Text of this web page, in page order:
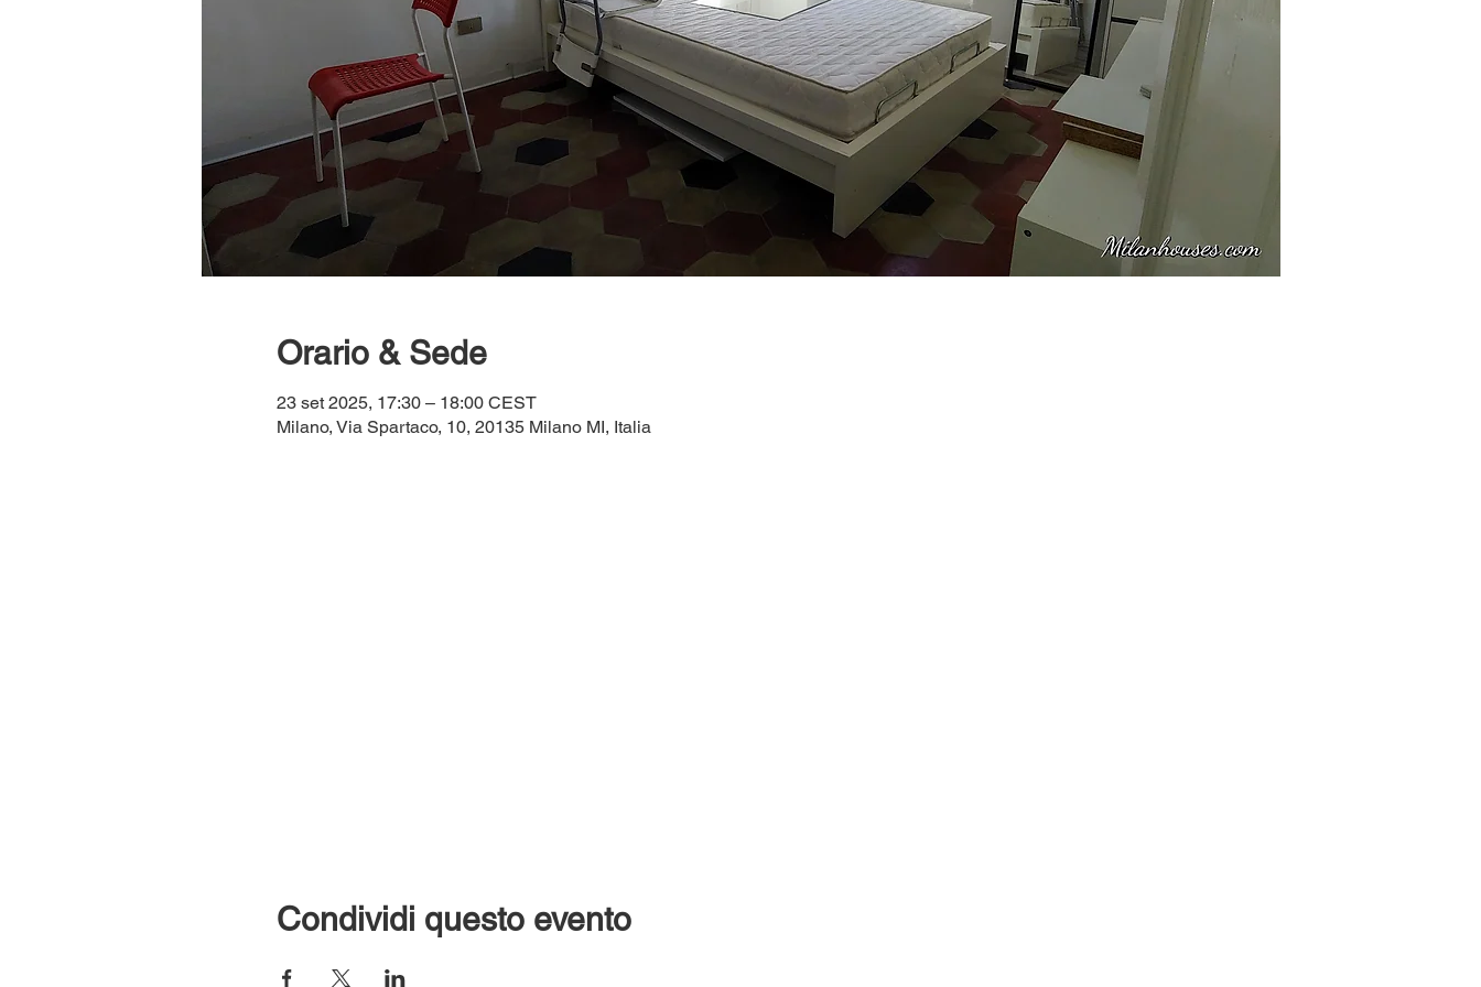
Orario & Sede
23 set 2025, 17:30 – 18:00 CEST
Milano, Via Spartaco, 10, 20135 Milano MI, Italia
Condividi questo evento